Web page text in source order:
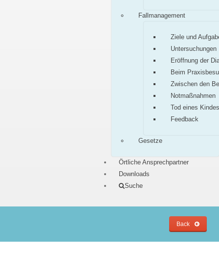
Fallmanagement
Ziele und
Untersuchungen
Eröffnung der
Beim
Zwischen den
Notmaßnahmen
Tod eines Kindes
Feedback
Gesetze
Örtliche Ansprechpartner
Downloads
Suche
Back